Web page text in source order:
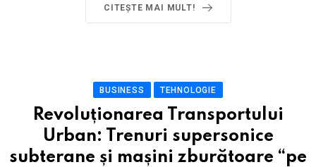
CITEȘTE MAI MULT!
BUSINESS TEHNOLOGIE
Revoluționarea Transportului
Urban: Trenuri supersonice
subterane și mașini zburătoare “pe